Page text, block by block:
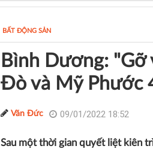
BẤT ĐỘNG SẢN
Bình Dương: "Gỡ
Đò và Mỹ Phước
Văn Đức 09/01/2022 18:52
Sau một thời gian quyết liệt kiên